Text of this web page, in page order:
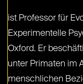
ist Professor für
Experimentelle
Oxford. Er
unter Primaten im
menschlichen